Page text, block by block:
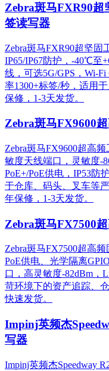
Zebra斑马FXR90
签读写器
Zebra斑马FXR90超坚固
IP65/IP67防护，-40℃至
线，可选5G/GPS，Wi-
率1300+标签/秒，适用
保修，1-3天发货。
Zebra斑马FX9600
Zebra斑马FX9600超高
敏度天线端口，灵敏度-
PoE+/PoE供电，IP53防
于仓库、码头、叉车等
年保修，1-3天发货。
Zebra斑马FX7500
Zebra斑马FX7500超高
PoE供电、光学隔离
口，高灵敏度-82dBm，
苛环境下的资产追踪、
快速发货。
Impinj英频杰
写器
Impinj英频杰Speedway